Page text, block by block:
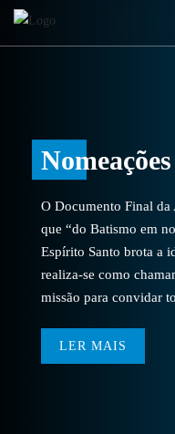
O Documento Final da
que “do Batismo em
Espírito Santo brota a
realiza-se como
missão para convidar
LER MAIS